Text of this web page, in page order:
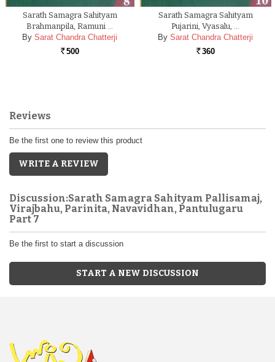
Sarath Samagra Sahityam
Brahmanpila, Ramuni …
By Sarat Chandra Chatterji
Rs. 500
Sarath Samagra Sahityam
Pujarini, Vyasalu, …
By Sarat Chandra Chatterji
Rs. 360
Reviews
Be the first one to review this product
WRITE A REVIEW
Discussion:Sarath Samagra Sahityam Pallisamaj,
Virajbahu, Parinita, Navavidhan, Pantulugaru
Part 7
Be the first to start a discussion
START A NEW DISCUSSION